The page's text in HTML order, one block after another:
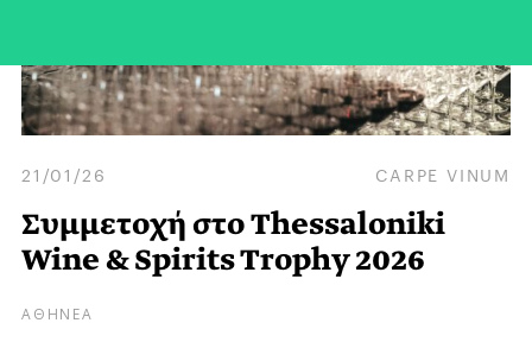
21/01/26 CARPE VINUM
Συμμετοχή στο Thessaloniki
Wine & Spirits Trophy 2026
ΑΘΗΝΕΑ